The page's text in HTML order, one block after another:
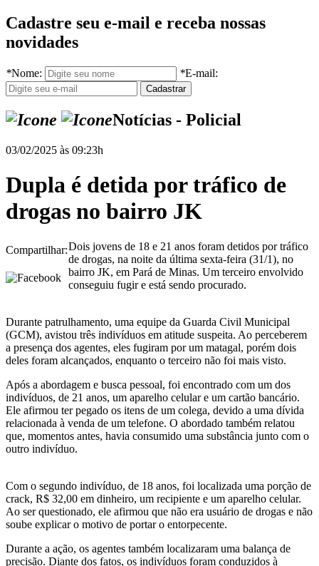
Cadastre seu e-mail e receba nossas
novidades
*Nome: *E-mail:
Notícias - Policial
03/02/2025 às 09:23h
Dupla é detida por tráfico de
drogas no bairro JK
Compartilhar:Dois jovens de 18 e 21 anos foram detidos por tráfico
de drogas, na noite da última sexta-feira (31/1), no
bairro JK, em Pará de Minas. Um terceiro envolvido
conseguiu fugir e está sendo procurado.
Durante patrulhamento, uma equipe da Guarda Civil Municipal
(GCM), avistou três indivíduos em atitude suspeita. Ao perceberem
a presença dos agentes, eles fugiram por um matagal, porém dois
deles foram alcançados, enquanto o terceiro não foi mais visto.
Após a abordagem e busca pessoal, foi encontrado com um dos
indivíduos, de 21 anos, um aparelho celular e um cartão bancário.
Ele afirmou ter pegado os itens de um colega, devido a uma dívida
relacionada à venda de um telefone. O abordado também relatou
que, momentos antes, havia consumido uma substância junto com o
outro indivíduo.
Com o segundo indivíduo, de 18 anos, foi localizada uma porção de
crack, R$ 32,00 em dinheiro, um recipiente e um aparelho celular.
Ao ser questionado, ele afirmou que não era usuário de drogas e não
soube explicar o motivo de portar o entorpecente.
Durante a ação, os agentes também localizaram uma balança de
precisão. Diante dos fatos, os indivíduos foram conduzidos à